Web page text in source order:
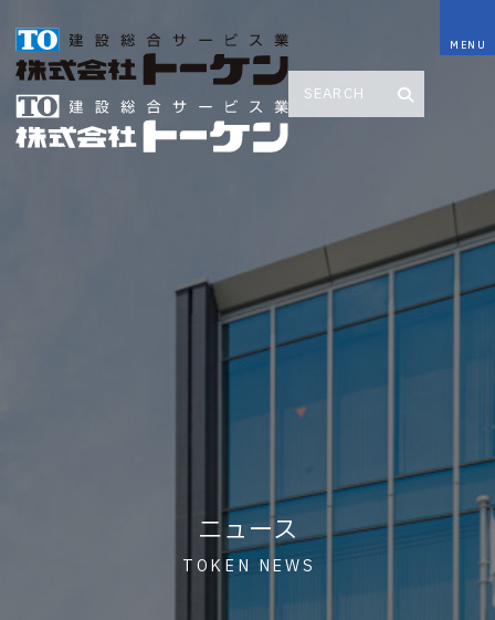
ニュース
TOKEN NEWS